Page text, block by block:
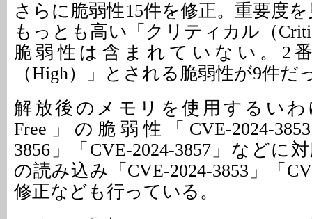
さらに脆弱性15件を修正。重要度
もっとも高い「クリティカル（
脆弱性は含まれていない。2
（High）」とされる脆弱性が9件だ
解放後のメモリを使用するいわ
Free」の脆弱性「CVE-2024-
3856」「CVE-2024-3857」などに
の読み込み「CVE-2024-3853」「
修正なども行っている。